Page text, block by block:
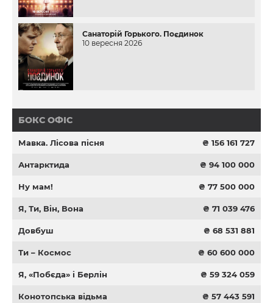
Санаторій Горького. Поєдинок
10 вересня 2026
БОКС ОФІС
Мавка. Лісова пісня ₴ 156 161 727
Антарктида ₴ 94 100 000
Ну мам! ₴ 77 500 000
Я, Ти, Він, Вона ₴ 71 039 476
Довбуш ₴ 68 531 881
Ти – Космос ₴ 60 600 000
Я, «Побєда» і Берлін ₴ 59 324 059
Конотопська відьма ₴ 57 443 591